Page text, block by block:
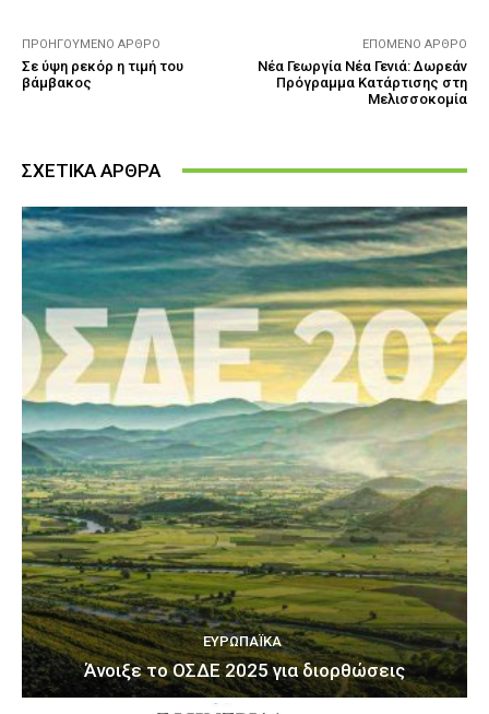
ΠΡΟΗΓΟΎΜΕΝΟ ΆΡΘΡΟ
Σε ύψη ρεκόρ η τιμή του
βάμβακος
ΕΠΌΜΕΝΟ ΆΡΘΡΟ
Νέα Γεωργία Νέα Γενιά: Δωρεάν
Πρόγραμμα Κατάρτισης στη
Μελισσοκομία
ΣΧΕΤΙΚΑ ΑΡΘΡΑ
ΕΥΡΩΠΑΪΚΆ
Άνοιξε το ΟΣΔΕ 2025 για διορθώσεις